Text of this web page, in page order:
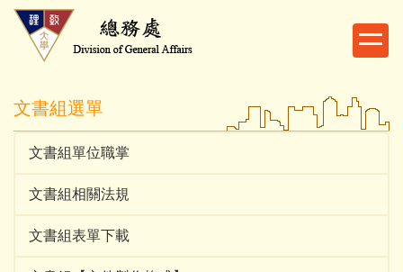
跳
內
容
文書組選單
文書組單位職掌
文書組相關法規
文書組表單下載